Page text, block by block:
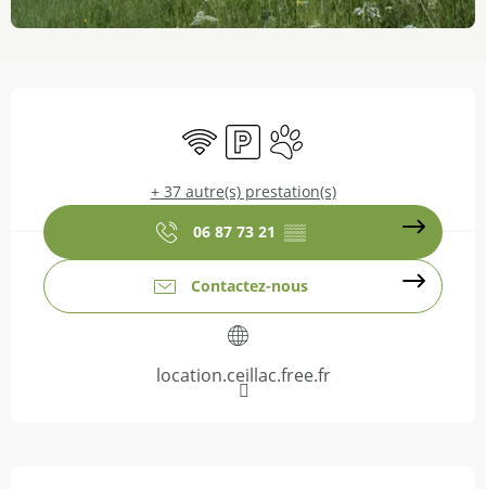
WiFi ParkingAnimaux acceptés
+ 37 autre(s) prestation(s)
06 87 73 21 ▒▒
Contactez-nous
location.ceillac.free.fr